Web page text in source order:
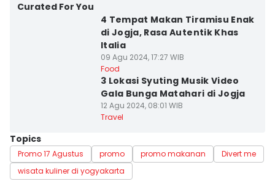
Curated For You
4 Tempat Makan Tiramisu Enak
di Jogja, Rasa Autentik Khas
Italia
09 Agu 2024, 17:27 WIB
Food
3 Lokasi Syuting Musik Video
Gala Bunga Matahari di Jogja
12 Agu 2024, 08:01 WIB
Travel
Topics
Promo 17 Agustus promo promo makanan
Divert me
wisata kuliner di yogyakarta